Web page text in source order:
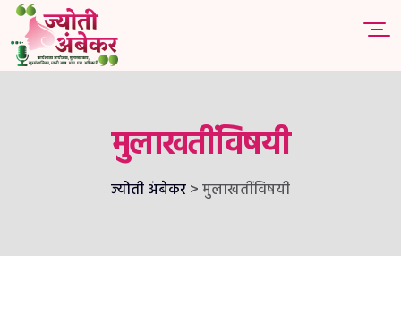
मुलाखतींविषयी
ज्योती अंबेकर>मुलाखतींविषयी